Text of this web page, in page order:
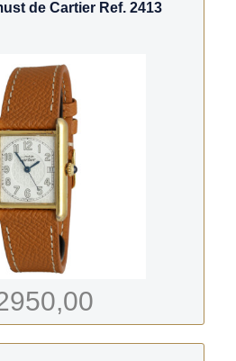
de Cartier Ref. 2413